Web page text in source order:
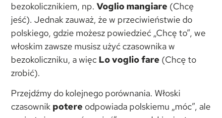
bezokolicznikiem, np.Voglio mangiare (Chcę
jeść). Jednak zauważ, że w przeciwieństwie do
polskiego, gdzie możesz powiedzieć „Chcę to”, we
włoskim zawsze musisz użyć czasownika w
bezokoliczniku, a więc Lo voglio fare (Chcę to
zrobić).
Przejdźmy do kolejnego porównania. Włoski
czasownik potere odpowiada polskiemu „móc”, ale